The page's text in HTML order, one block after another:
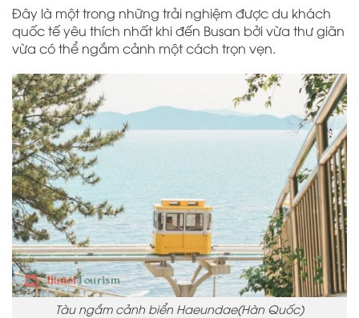
Đây là một trong những trải nghiệm được du khách
quốc tế yêu thích nhất khi đến Busan bởi vừa thư giãn
vừa có thể ngắm cảnh một cách trọn vẹn.
Tàu ngắm cảnh biển Haeundae(Hàn Quốc)